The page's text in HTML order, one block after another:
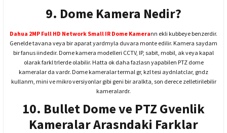
9. Dome Kamera Nedir?
Dahua 2MP Full HD Network Small IR Dome Kamerann ekli kubbeye benzerdir.
Genelde tavana veya bir aparat yardmyla duvara monte edilir. Kamera saydam
bir fanus iindedir. Dome kamera modelleri CCTV, IP, sabit, mobil, ak veya kapal
olarak farkl trlerde olabilir. Hatta ok daha fazlasn yapabilen PTZ dome
kameralar da vardr. Dome kameralar termal gr, kzl tesi aydnlatclar, gndz
kullanm, mini ve mikro versiyonlar gibi geni bir aralkta, son derece zelletirilebilir
kameralardr.
10. Bullet Dome ve PTZ Gvenlik
Kameralar Arasndaki Farklar